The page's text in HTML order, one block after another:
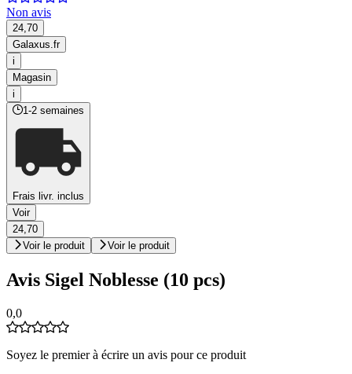
Non avis
24,70
Galaxus.fr
i
Magasin
i
1-2 semaines
Frais livr. inclus
Voir
24,70
Voir le produit
Voir le produit
Avis Sigel Noblesse (10 pcs)
0,0
Soyez le premier à écrire un avis pour ce produit